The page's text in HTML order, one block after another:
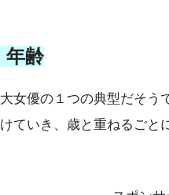
年齢
女優の１つの典型だそう
ていき、歳と重ねるごと